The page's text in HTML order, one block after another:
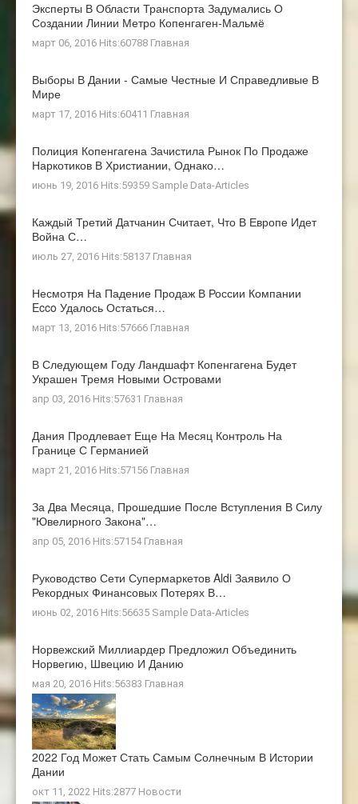
Эксперты В Области Транспорта Задумались О
Создании Линии Метро Копенгаген-Мальмё
март 06, 2016 Hits:60788 Главная
Выборы В Дании - Самые Честные И Справедливые В
Мире
март 17, 2016 Hits:60411 Главная
Полиция Копенгагена Зачистила Рынок По Продаже
Наркотиков В Христиании, Однако…
июнь 19, 2016 Hits:59359 Sample Data-Articles
Каждый Третий Датчанин Считает, Что В Европе Идет
Война С…
июль 27, 2016 Hits:58137 Главная
Несмотря На Падение Продаж В России Компании
Ecco Удалось Остаться…
март 13, 2016 Hits:57666 Главная
В Следующем Году Ландшафт Копенгагена Будет
Украшен Тремя Новыми Островами
апр 03, 2016 Hits:57631 Главная
Дания Продлевает Еще На Месяц Контроль На
Границе С Германией
март 21, 2016 Hits:57156 Главная
За Два Месяца, Прошедшие После Вступления В Силу
"ювелирного Закона"…
апр 05, 2016 Hits:57154 Главная
Руководство Сети Супермаркетов Aldi Заявило О
Рекордных Финансовых Потерях В…
июнь 02, 2016 Hits:56635 Sample Data-Articles
Норвежский Миллиардер Предложил Объединить
Норвегию, Швецию И Данию
мая 20, 2016 Hits:56383 Главная
2022 Год Может Стать Самым Солнечным В Истории
Дании
окт 11, 2022 Hits:2877 Новости